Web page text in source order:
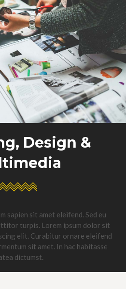
Design &
sapien sit amet eleifend. Sed eu
turpis. Lorem ipsum dolor sit
elit. Curabitur ornare eleifend
sit amet. In hac habitasse
dictumst.